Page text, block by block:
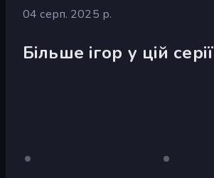
04 серп. 2025 р.
Більше ігор у цій серії
Evil
Лише
Evil
Лише